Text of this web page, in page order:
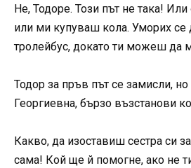
Не, Тодоре. Този път не така!
или ми купуваш кола. Уморих се
тролейбус, докато ти можеш да
Тодор за пръв път се замисли,
Георгиевна, бързо възстанови
Какво, да изоставиш сестра си
сама! Кой ще й помогне, ако не